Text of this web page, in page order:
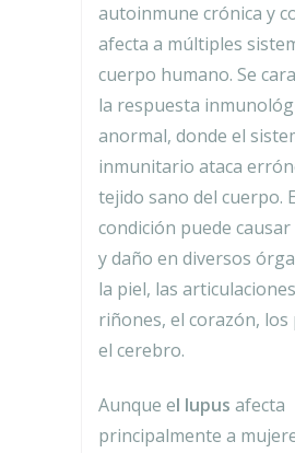
autoinmune crónica y
afecta a múltiples
cuerpo humano. Se
la respuesta
anormal, donde el
inmunitario ataca
tejido sano del cuerpo.
condición puede
y daño en diversos
la piel, las
riñones, el corazón, los
el cerebro.
Aunque el lupus afecta
principalmente a